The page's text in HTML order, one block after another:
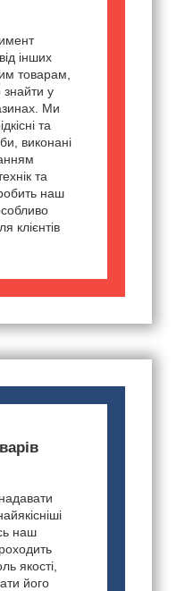
інших
товарам,
знайти у
Ми
та
виконані
та
наш
клієнтів
наш
якості,
його